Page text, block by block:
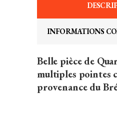
INFORMATIONS
Belle pièce de
multiples pointes
provenance du